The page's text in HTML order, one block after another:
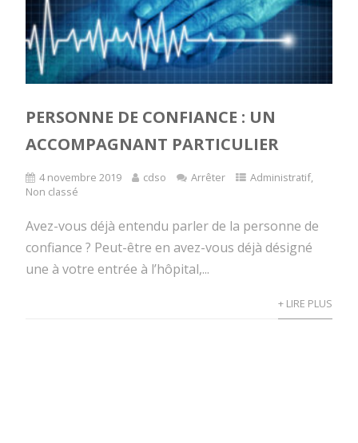
PERSONNE DE CONFIANCE : UN
ACCOMPAGNANT PARTICULIER
4 novembre 2019 cdso Arrêter Administratif,
Non classé
Avez-vous déjà entendu parler de la personne de
confiance ? Peut-être en avez-vous déjà désigné
une à votre entrée à l’hôpital,...
+ LIRE PLUS